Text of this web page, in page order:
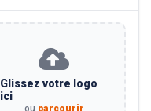
Glissez votre logo
ici
ou parcourir